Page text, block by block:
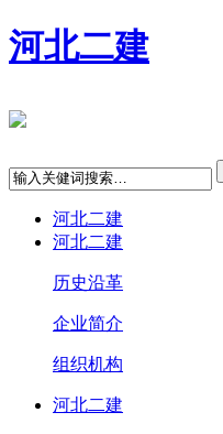
河北二建
河北二建
河北二建
历史沿革
企业简介
组织机构
河北二建